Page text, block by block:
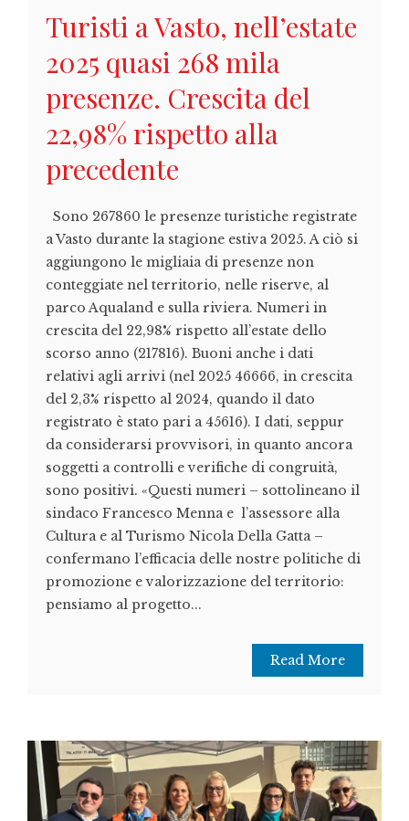
Turisti a Vasto, nell’estate
2025 quasi 268 mila
presenze. Crescita del
22,98% rispetto alla
precedente
Sono 267860 le presenze turistiche registrate
a Vasto durante la stagione estiva 2025. A ciò si
aggiungono le migliaia di presenze non
conteggiate nel territorio, nelle riserve, al
parco Aqualand e sulla riviera. Numeri in
crescita del 22,98% rispetto all’estate dello
scorso anno (217816). Buoni anche i dati
relativi agli arrivi (nel 2025 46666, in crescita
del 2,3% rispetto al 2024, quando il dato
registrato è stato pari a 45616). I dati, seppur
da considerarsi provvisori, in quanto ancora
soggetti a controlli e verifiche di congruità,
sono positivi. «Questi numeri – sottolineano il
sindaco Francesco Menna e l’assessore alla
Cultura e al Turismo Nicola Della Gatta –
confermano l’efficacia delle nostre politiche di
promozione e valorizzazione del territorio:
pensiamo al progetto...
Read More